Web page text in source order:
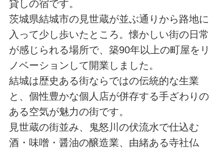
貸しの宿です。
茨城県結城市の見世蔵が並ぶ通りから路地に
入って少し歩いたところ。懐かしい街の日常
が感じられる場所で、築90年以上の町屋をリ
ノベーションして開業しました。
結城は歴史ある街ならではの伝統的な生業
と、個性豊かな個人店が併存する手ざわりの
ある空気が魅力の街です。
見世蔵の街並み、鬼怒川の伏流水で仕込む
酒・味噌・醤油の醸造業、由緒ある寺社仏